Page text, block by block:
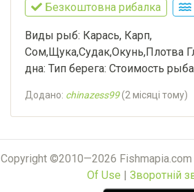
Безкоштовна рибалка
Виды рыб: Карась, Карп,
Сом,Щука,Судак,Окунь,Плотва
дна: Тип берега: Стоимость
Додано: chinazess99(2 місяці тому)
Copyright ©2010—2026 Fishmapia.com
Of Use | Зворотній